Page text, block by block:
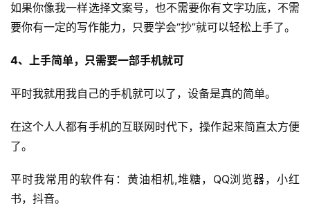
如果你像我一样选择文案号，也不需要你有文字功底，不需
要你有一定的写作能力，只要学会“抄”就可以轻松上手了。
4、上手简单，只需要一部手机就可
平时我就用我自己的手机就可以了，设备是真的简单。
在这个人人都有手机的互联网时代下，操作起来简直太方便
了。
平时我常用的软件有：黄油相机,堆糖，QQ浏览器，小红
书，抖音。